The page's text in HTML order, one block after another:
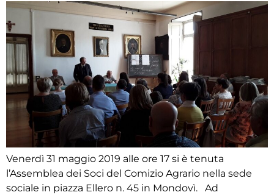
Venerdì 31 maggio 2019 alle ore 17 si è tenuta
l’Assemblea dei Soci del Comizio Agrario nella sede
sociale in piazza Ellero n. 45 in Mondovì. Ad